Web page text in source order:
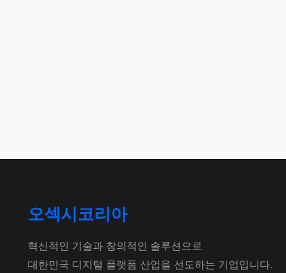
오섹시코리아
혁신적인 기술과 창의적인 솔루션으로
대한민국 디지털 플랫폼 산업을 선도하는 기업입니다.